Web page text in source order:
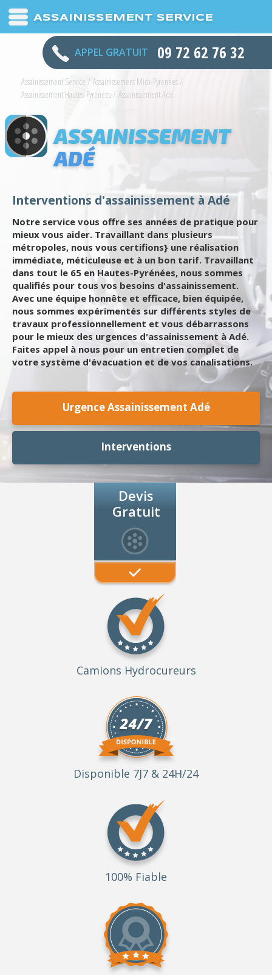
ASSAINISSEMENT SERVICE
APPEL GRATUIT 09 72 62 76 32
Assainissement Service / Assainissement Midi-Pyrénées /
Assainissement Hautes-Pyrénées/ Assainissement Adé
ASSAINISSEMENT
ADÉ
Interventions d'assainissement à Adé
Notre service vous offre ses années de pratique pour
mieux vous aider. Travaillant dans plusieurs
métropoles, nous vous certifions} une réalisation
immédiate, méticuleuse et à un bon tarif. Travaillant
dans tout le 65 en Hautes-Pyrénées, nous sommes
qualifiés pour tous vos besoins d'assainissement.
Avec une équipe honnête et efficace, bien équipée,
nous sommes expérimentés sur différents styles de
travaux professionnellement et vous débarrassons
pour le mieux des urgences d'assainissement à Adé.
Faites appel à nous pour un entretien complet de
votre système d'évacuation et de vos canalisations.
Urgence Assainissement Adé
Interventions
Devis
Gratuit
Camions Hydrocureurs
Disponible 7J7 & 24H/24
100% Fiable